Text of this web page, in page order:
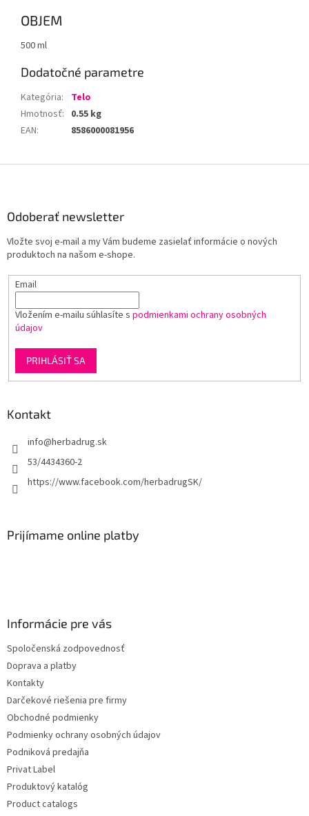
OBJEM
500 ml
Dodatočné parametre
Kategória:
Telo
Hmotnosť: 0.55 kg
EAN: 8586000081956
Odoberať newsletter
Vložte svoj e-mail a my Vám budeme zasielať informácie o nových
produktoch na našom e-shope.
Email
Vložením e-mailu súhlasíte s podmienkami ochrany osobných
údajov
PRIHLÁSIŤ SA
Kontakt
info@herbadrug.sk
53/4434360-2
https://www.facebook.com/herbadrugSK/
Prijímame online platby
Informácie pre vás
Spoločenská zodpovednosť
Doprava a platby
Kontakty
Darčekové riešenia pre firmy
Obchodné podmienky
Podmienky ochrany osobných údajov
Podniková predajňa
Privat Label
Produktový katalóg
Product catalogs